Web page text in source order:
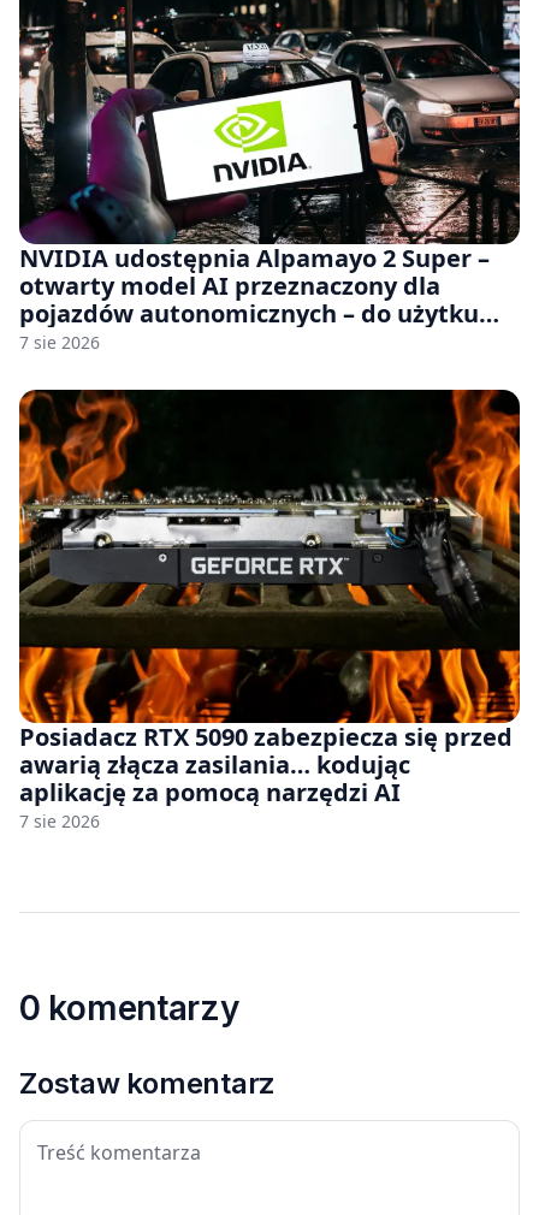
NVIDIA udostępnia Alpamayo 2 Super –
otwarty model AI przeznaczony dla
pojazdów autonomicznych – do użytku
komercyjnego
7 sie 2026
Posiadacz RTX 5090 zabezpiecza się przed
awarią złącza zasilania… kodując
aplikację za pomocą narzędzi AI
7 sie 2026
0 komentarzy
Zostaw komentarz